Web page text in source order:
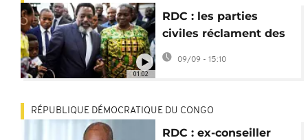
01:02
RDC : les parties
civiles réclament des
milliards de dollars à
Kabila
09/09 - 15:10
RÉPUBLIQUE DÉMOCRATIQUE DU CONGO
RDC : ex-conseiller